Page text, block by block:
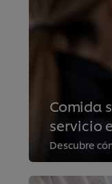
Comida
servicio